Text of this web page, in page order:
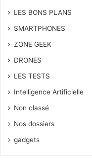
LES BONS PLANS
SMARTPHONES
ZONE GEEK
DRONES
LES TESTS
Intelligence Artificielle
Non classé
Nos dossiers
gadgets